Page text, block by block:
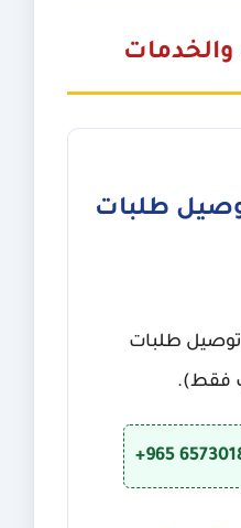
طلبات
طلبات
فقط).
+965